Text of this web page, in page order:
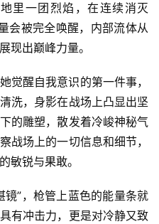
里一团烈焰，在连续消灭
会被完全唤醒，内部流体从
现出巅峰力量。
觉醒自我意识的第一件事，
洗，身影在战场上凸显出坚
的雕塑，散发着冷峻神秘气
战场上的一切信息和细节，
敏锐与果敢。
镜”，枪管上蓝色的能量条就
有冲击力，更是对冷静又致